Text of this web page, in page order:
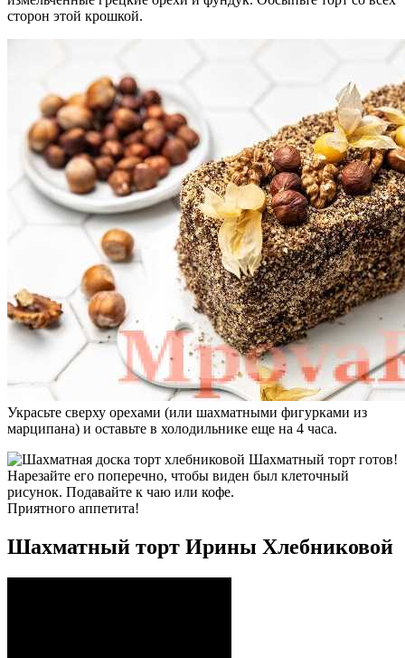
сторон этой крошкой.
Украсьте сверху орехами (или шахматными фигурками из
марципана) и оставьте в холодильнике еще на 4 часа.
Шахматный торт готов!
Нарезайте его поперечно, чтобы виден был клеточный
рисунок. Подавайте к чаю или кофе.
Приятного аппетита!
Шахматный торт Ирины Хлебниковой